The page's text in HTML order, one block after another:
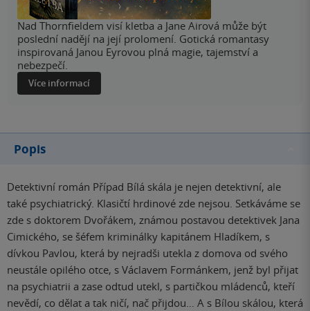
Nad Thornfieldem visí kletba a Jane Airová může být
poslední nadějí na její prolomení. Gotická romantasy
inspirovaná Janou Eyrovou plná magie, tajemství a
nebezpečí.
Více informací
Popis
Detektivní román Případ Bílá skála je nejen detektivní, ale
také psychiatrický. Klasičtí hrdinové zde nejsou. Setkáváme se
zde s doktorem Dvořákem, známou postavou detektivek Jana
Cimického, se šéfem kriminálky kapitánem Hladíkem, s
dívkou Pavlou, která by nejradši utekla z domova od svého
neustále opilého otce, s Václavem Formánkem, jenž byl přijat
na psychiatrii a zase odtud utekl, s partičkou mládenců, kteří
nevědí, co dělat a tak ničí, nač přijdou… A s Bílou skálou, která